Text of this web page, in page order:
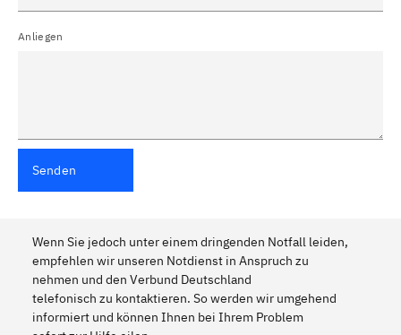
Anliegen
Senden
Wenn Sie jedoch unter einem dringenden Notfall leiden,
empfehlen wir unseren Notdienst in Anspruch zu
nehmen und den Verbund Deutschland
telefonisch zu kontaktieren. So werden wir umgehend
informiert und können Ihnen bei Ihrem Problem